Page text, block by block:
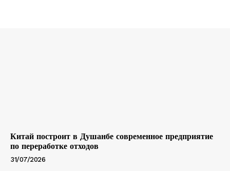
Китай построит в Душанбе современное предприятие
по переработке отходов
31/07/2026